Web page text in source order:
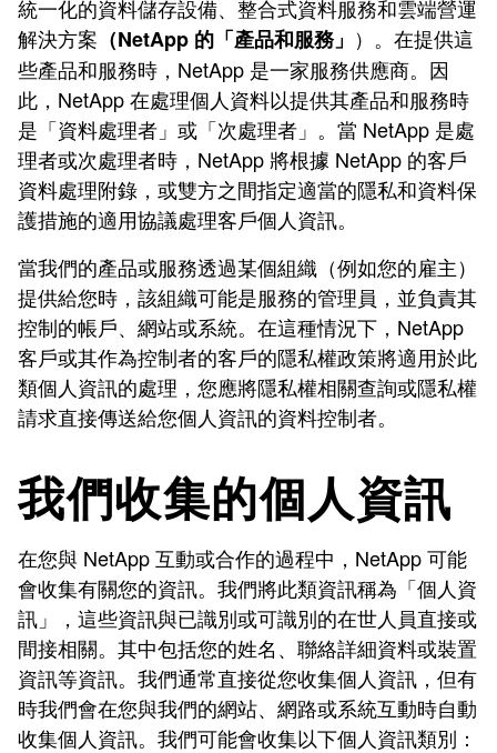
統一化的資料儲存設備、整合式資料服務和雲端營運
解決方案 （NetApp 的「產品和服務」 ）。在提供這
些產品和服務時，NetApp 是一家服務供應商。因
此，NetApp 在處理個人資料以提供其產品和服務時
是「資料處理者」或「次處理者」。當 NetApp 是處
理者或次處理者時，NetApp 將根據 NetApp 的客戶
資料處理附錄，或雙方之間指定適當的隱私和資料保
護措施的適用協議處理客戶個人資訊。
當我們的產品或服務透過某個組織（例如您的雇主）
提供給您時，該組織可能是服務的管理員，並負責其
控制的帳戶、網站或系統。在這種情況下，NetApp
客戶或其作為控制者的客戶的隱私權政策將適用於此
類個人資訊的處理，您應將隱私權相關查詢或隱私權
請求直接傳送給您個人資訊的資料控制者。
我們收集的個人資訊
在您與 NetApp 互動或合作的過程中，NetApp 可能
會收集有關您的資訊。我們將此類資訊稱為「個人資
訊」，這些資訊與已識別或可識別的在世人員直接或
間接相關。其中包括您的姓名、聯絡詳細資料或裝置
資訊等資訊。我們通常直接從您收集個人資訊，但有
時我們會在您與我們的網站、網路或系統互動時自動
收集個人資訊。我們可能會收集以下個人資訊類別：